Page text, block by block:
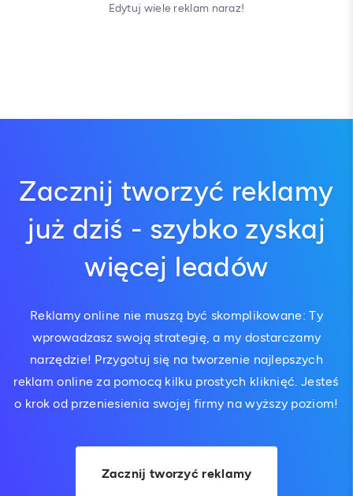
Edytuj wiele reklam naraz!
Zacznij tworzyć reklamy
już dziś - szybko zyskaj
więcej leadów
Reklamy online nie muszą być skomplikowane: Ty
wprowadzasz swoją strategię, a my dostarczamy
narzędzie! Przygotuj się na tworzenie najlepszych
reklam online za pomocą kilku prostych kliknięć. Jesteś
o krok od przeniesienia swojej firmy na wyższy poziom!
Zacznij tworzyć reklamy